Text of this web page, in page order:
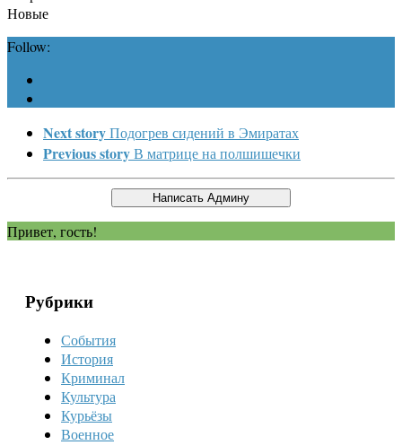
Новые
Follow:
Next storyПодогрев сидений в Эмиратах
Previous storyВ матрице на полшишечки
Привет, гость!
Рубрики
События
История
Криминал
Культура
Курьёзы
Военное